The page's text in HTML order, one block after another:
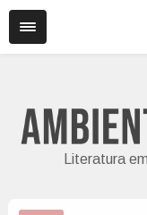
Literatura